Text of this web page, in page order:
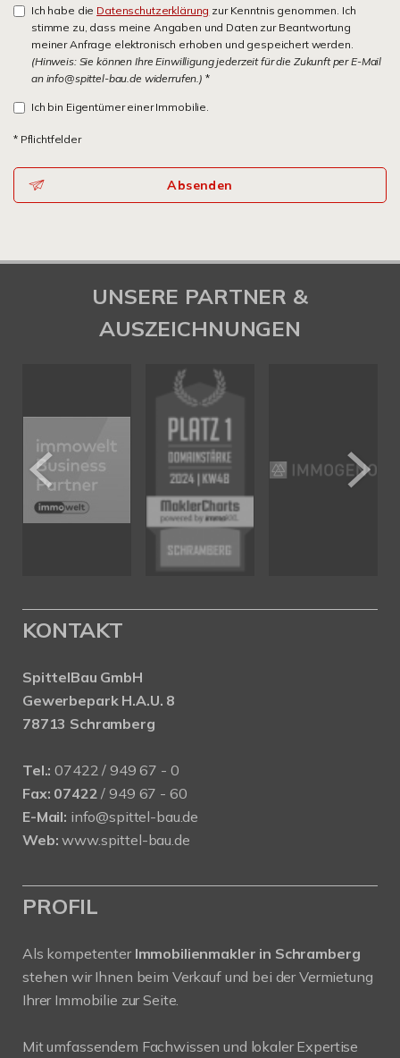
Ich habe die Datenschutzerklärung zur Kenntnis genommen. Ich
stimme zu, dass meine Angaben und Daten zur Beantwortung
meiner Anfrage elektronisch erhoben und gespeichert werden.
(Hinweis: Sie können Ihre Einwilligung jederzeit für die Zukunft per E-Mail
an info@spittel-bau.de widerrufen.) *
Ich bin Eigentümer einer Immobilie.
* Pflichtfelder
Absenden
UNSERE PARTNER &
AUSZEICHNUNGEN
KONTAKT
SpittelBau GmbH
Gewerbepark H.A.U. 8
78713 Schramberg
Tel.: 07422 / 949 67 - 0
Fax: 07422 / 949 67 - 60
E-Mail: info@spittel-bau.de
Web: www.spittel-bau.de
PROFIL
Als kompetenter Immobilienmakler in Schramberg
stehen wir Ihnen beim Verkauf und bei der Vermietung
Ihrer Immobilie zur Seite.
Mit umfassendem Fachwissen und lokaler Expertise